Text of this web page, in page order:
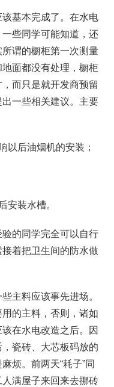
基本完成了。在水电
些同学可能知道，还
谓的橱柜第一次测量
面都没有处理，橱柜
而只是就开发商预留
一些相关建议。主要
以后油烟机的安装；
安装水槽。
的同学完全可以自行
着把卫生间的防水做
主料应该事先进场。
的主料，否则，诸如
在水电改造之后。因
瓷砖、大芯板码放的
烦。前两天“耗子”同
满屋子来回来去挪砖